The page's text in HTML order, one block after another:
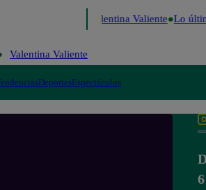
Valentina Valiente Lo
Valentina Valiente
DeportesEspectáculos